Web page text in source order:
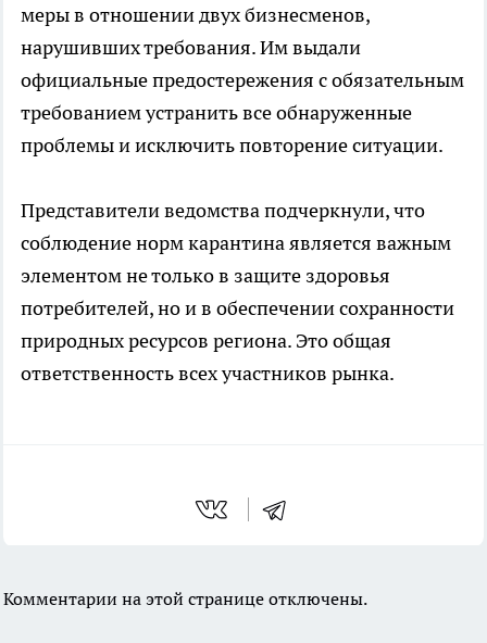
меры в отношении двух бизнесменов,
нарушивших требования. Им выдали
официальные предостережения с обязательным
требованием устранить все обнаруженные
проблемы и исключить повторение ситуации.
Представители ведомства подчеркнули, что
соблюдение норм карантина является важным
элементом не только в защите здоровья
потребителей, но и в обеспечении сохранности
природных ресурсов региона. Это общая
ответственность всех участников рынка.
Комментарии на этой странице отключены.